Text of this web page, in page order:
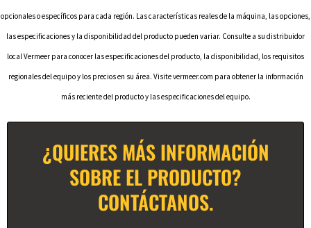
opcionales o específicos para cada región. Las características reales de la máquina, las opciones,
las especificaciones y la disponibilidad del producto pueden variar. Consulte a su distribuidor
local Vermeer para conocer las especificaciones del producto, la disponibilidad, los requisitos
regionales del equipo y los precios en su área. Visite vermeer.com para obtener la información
más reciente del producto y las especificaciones del equipo.
¿QUIERES MÁS INFORMACIÓN
SOBRE EL PRODUCTO?
CONTÁCTANOS.​